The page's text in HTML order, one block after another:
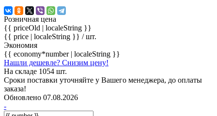
Розничная цена
{{ priceOld | localeString }}
{{ price | localeString }} / шт.
Экономия
{{ economy*number | localeString }}
Нашли дешевле? Снизим цену!
На складе 1054 шт.
Сроки поставки уточняйте у Вашего менеджера, до оплаты
заказа!
Обновлено 07.08.2026
-